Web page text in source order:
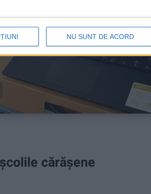
NU SUNT DE ACORD
cărășene